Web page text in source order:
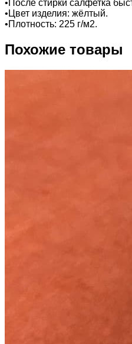
•После стирки салфетка
•Цвет изделия: жёлтый.
•Плотность: 225 г/м2.
Похожие товары